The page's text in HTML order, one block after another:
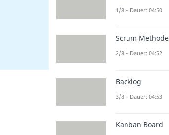
1/8 – Dauer: 04:50
Scrum Methode
2/8 – Dauer: 04:52
Backlog
3/8 – Dauer: 04:53
Kanban Board